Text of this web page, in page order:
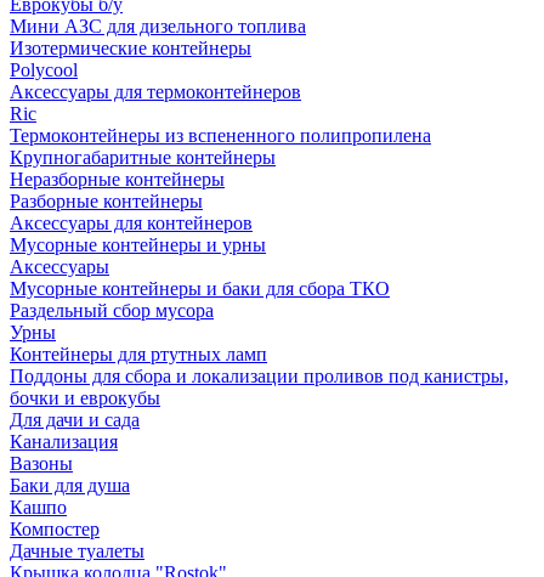
Еврокубы б/у
Мини АЗС для дизельного топлива
Изотермические контейнеры
Polycool
Аксессуары для термоконтейнеров
Ric
Термоконтейнеры из вспененного полипропилена
Крупногабаритные контейнеры
Неразборные контейнеры
Разборные контейнеры
Аксессуары для контейнеров
Мусорные контейнеры и урны
Аксессуары
Мусорные контейнеры и баки для сбора ТКО
Раздельный сбор мусора
Урны
Контейнеры для ртутных ламп
Поддоны для сбора и локализации проливов под канистры,
бочки и еврокубы
Для дачи и сада
Канализация
Вазоны
Баки для душа
Кашпо
Компостер
Дачные туалеты
Крышка колодца "Rostok"